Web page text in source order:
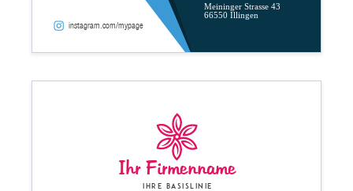
instagram.com/mypage
Meininger Strasse 43
66550 Illingen
Ihr Firmenname
Ihre Basislinie